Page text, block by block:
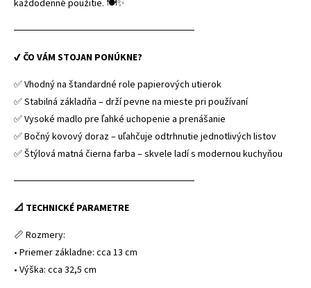
každodenné použitie. 🍽️✨
──────────────────────────
✔ ČO VÁM STOJAN PONÚKNE?
✅ Vhodný na štandardné role papierových utierok
✅ Stabilná základňa – drží pevne na mieste pri používaní
✅ Vysoké madlo pre ľahké uchopenie a prenášanie
✅ Bočný kovový doraz – uľahčuje odtrhnutie jednotlivých listov
✅ Štýlová matná čierna farba – skvele ladí s modernou kuchyňou
──────────────────────────
📐 TECHNICKÉ PARAMETRE
📏 Rozmery:
• Priemer základne: cca 13 cm
• Výška: cca 32,5 cm